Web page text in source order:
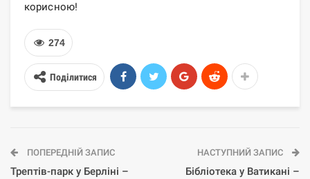
корисною!
274
Поділитися
ПОПЕРЕДНІЙ ЗАПИС
Трептів-парк у Берліні –
НАСТУПНИЙ ЗАПИС
Бібліотека у Ватикані –